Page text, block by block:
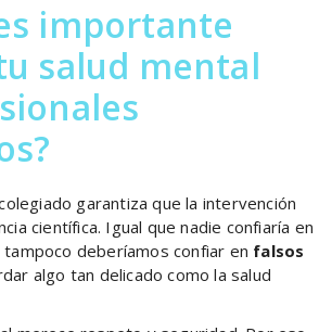
importante
salud mental
garantiza que la intervención
científica. Igual que nadie confiaría en
tampoco deberíamos confiar en falsos
algo tan delicado como la salud